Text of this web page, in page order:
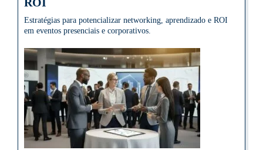
Estratégias para potencializar networking, aprendizado e ROI
em eventos presenciais e corporativos.